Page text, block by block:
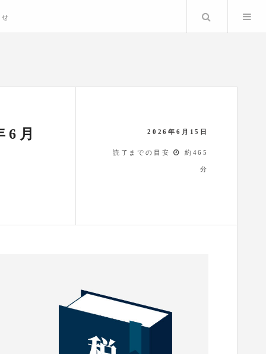
検索
月 2026年6月15日
読了までの目安 約465
分